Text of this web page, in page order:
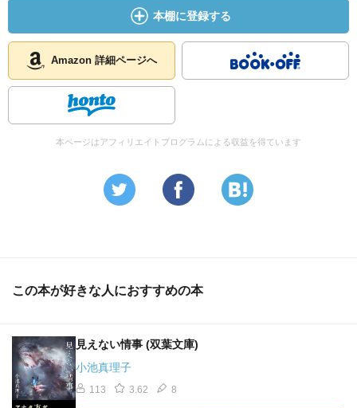
本棚に登録する
Amazon 詳細ページへ
本ページはアフィリエイトプログラムによる収益を得ています
この本が好きな人におすすめの本
見えない情事 (双葉文庫)
小池真理子
113 3.62 8